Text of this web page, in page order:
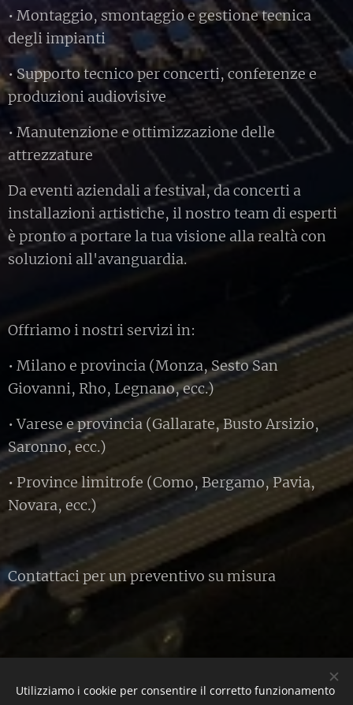
• Montaggio, smontaggio e gestione tecnica
degli impianti
• Supporto tecnico per concerti, conferenze e
produzioni audiovisive
• Manutenzione e ottimizzazione delle
attrezzature
Da eventi aziendali a festival, da concerti a
installazioni artistiche, il nostro team di esperti
è pronto a portare la tua visione alla realtà con
soluzioni all'avanguardia.
Offriamo i nostri servizi in:
• Milano e provincia (Monza, Sesto San
Giovanni, Rho, Legnano, ecc.)
• Varese e provincia (Gallarate, Busto Arsizio,
Saronno, ecc.)
• Province limitrofe (Como, Bergamo, Pavia,
Novara, ecc.)
Contattaci per un preventivo su misura
© 2003-2023 BlueLine service
Utilizziamo i cookie per consentire il corretto funzionamento